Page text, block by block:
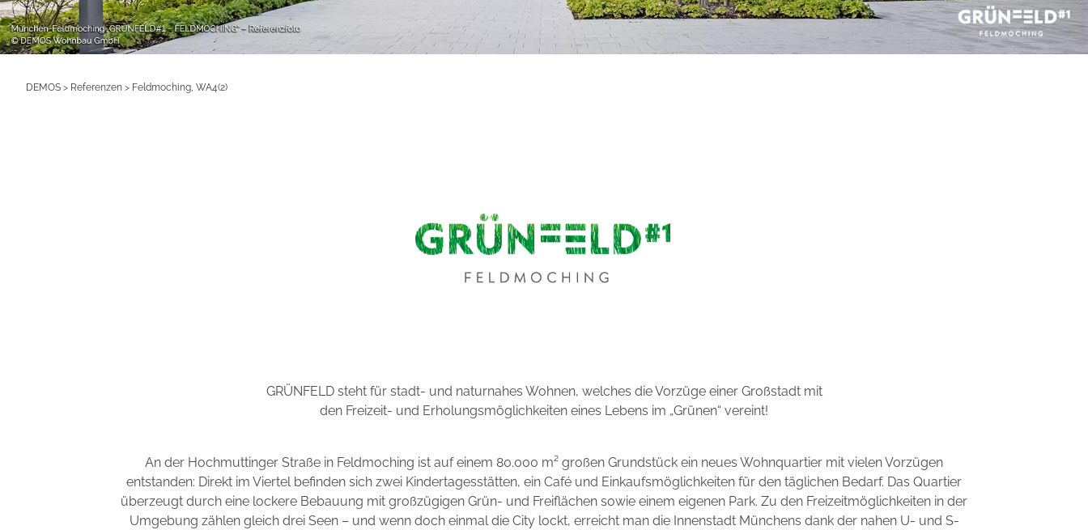
DEMOS > Referenzen > Feldmoching, WA4(2)
GRÜNFELD steht für stadt- und naturnahes Wohnen, welches die Vorzüge einer Großstadt mit
den Freizeit- und Erholungsmöglichkeiten eines Lebens im „Grünen“ vereint!
An der Hochmuttinger Straße in Feldmoching ist auf einem 80.000 m² großen Grundstück ein neues Wohnquartier mit vielen Vorzügen
entstanden: Direkt im Viertel befinden sich zwei Kindertagesstätten, ein Café und Einkaufsmöglichkeiten für den täglichen Bedarf. Das Quartier
überzeugt durch eine lockere Bebauung mit großzügigen Grün- und Freiflächen sowie einem eigenen Park. Zu den Freizeitmöglichkeiten in der
Umgebung zählen gleich drei Seen – und wenn doch einmal die City lockt, erreicht man die Innenstadt Münchens dank der nahen U- und S-